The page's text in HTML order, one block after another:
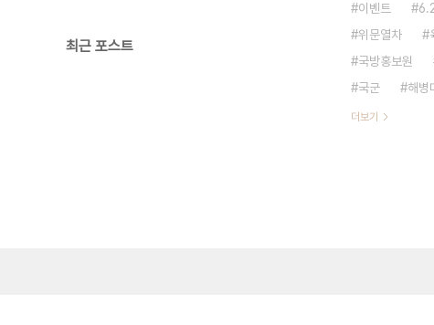
최근 포스트
이벤트
위문열차
국방홍보원
국군
해병
더보기